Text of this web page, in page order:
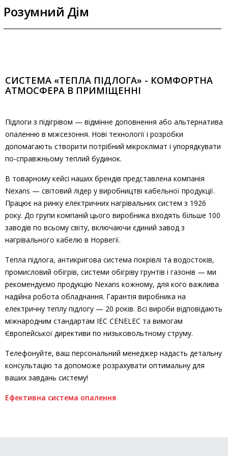
Розумний Дім
СИСТЕМА «ТЕПЛА ПІДЛОГА» - КОМФОРТНА
АТМОСФЕРА В ПРИМІЩЕННІ
Підлоги з підігрівом — відмінне доповнення або альтернатива
опаленню в міжсезоння. Нові технології і розробки
допомагають створити потрібний мікроклімат і упорядкувати
по-справжньому теплий будинок.
В товарному кейсі наших брендів представлена ​​компанія
Nexans — світовий лідер у виробництві кабельної продукції.
Працює на ринку електричних нагрівальних систем з 1926
року. До групи компаній цього виробника входять більше 100
заводів по всьому світу, включаючи єдиний завод з
нагрівального кабелю в Норвегії.
Тепла підлога, антикригова система покрівлі та водостоків,
промисловий обігрів, системи обігріву грунтів і газонів — ми
рекомендуємо продукцію Nexans кожному, для кого важлива
надійна робота обладнання. Гарантія виробника на
електричну теплу підлогу — 20 років. Всі вироби відповідають
міжнародним стандартам IEC CENELEC та вимогам
Європейської директиви по низьковольтному струму.
Телефонуйте, ваш персональний менеджер надасть детальну
консультацію та допоможе розрахувати оптимальну для
ваших завдань систему!
Ефективна система опалення